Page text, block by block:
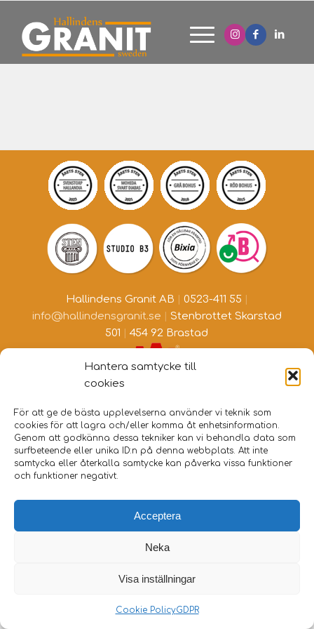
Hantera samtycke till
cookies
För att ge de bästa upplevelserna använder vi teknik som
cookies för att lagra och/eller komma åt enhetsinformation.
Genom att godkänna dessa tekniker kan vi behandla data som
surfbeteende eller unika ID:n på denna webbplats. Att inte
samtycka eller återkalla samtycke kan påverka vissa funktioner
och funktioner negativt.
Acceptera
Neka
Visa inställningar
Cookie PolicyGDPR
Hallindens Granit AB 0523-411 55|
info@hallindensgranit.se
Stenbrottet Skarstad
501 |454 92 Brastad